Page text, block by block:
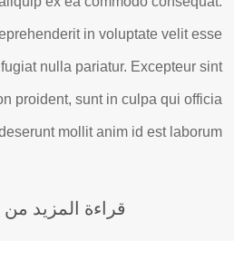
in voluptate velit esse
nulla pariatur. Excepteur sint
proident, sunt in culpa qui officia
mollit anim id est laborum.
قراءة المزيد من